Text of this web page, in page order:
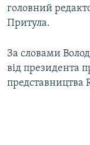
ДЕПОРТАЦІЯ
СВІДЧЕННЯ
УКРАЇНСЬКА
ЯК ОБІЙТИ
Qırımtatar
головний
Притула.
За словами
від президента
представництва